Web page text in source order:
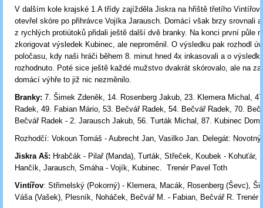
V dalším kole krajské 1.A třídy zajížděla Jiskra na hřiště třetího
otevřel skóre po přihrávce Vojíka Jarausch. Domácí však brzy srovnali
z rychlých protiútoků přidali ještě další dvě branky. Na konci první půle
zkorigovat výsledek Kubinec, ale neproměnil. O výsledku pak rozhodl
poločasu, kdy naši hráči během 8. minut hned 4x inkasovali a o
rozhodnuto. Poté sice ještě každé mužstvo dvakrát skórovalo, ale na
domácí výhře to již nic nezměnilo.
Branky: 7. Šimek Zdeněk, 14. Rosenberg Jakub, 23. Klemera Michal,
Radek, 49. Fabian Mário, 53. Bečvář Radek, 54. Bečvář Radek, 70.
Bečvář Radek - 2. Jarausch Jakub, 56. Turták Michal, 87. Kubinec
Rozhodčí: Vokoun Tomáš - Aubrecht Jan, Vasilko Jan. Delegát:
Jiskra Aš: Hrabčák - Pilař (Manda), Turták, Střeček, Koubek - Kohuťár,
Hančík, Jarausch, Smáha - Vojík, Kubinec. Trenér Pavel Toth
Vintířov: Střimelský (Pokorný) - Klemera, Macák, Rosenberg (Ševc),
Váša (Vašek), Plesník, Noháček, Bečvář M. - Fabian, Bečvář R. Trenér